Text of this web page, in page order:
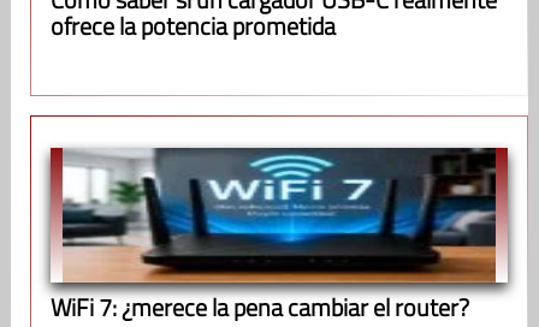
ofrece la potencia prometida
WiFi 7: ¿merece la pena cambiar el router?